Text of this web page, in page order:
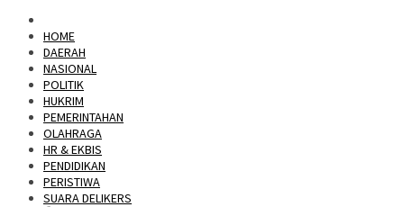
HOME
DAERAH
NASIONAL
POLITIK
HUKRIM
PEMERINTAHAN
OLAHRAGA
HR & EKBIS
PENDIDIKAN
PERISTIWA
SUARA DELIKERS